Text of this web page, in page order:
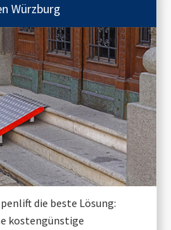
Würzburg
die beste Lösung:
kostengünstige